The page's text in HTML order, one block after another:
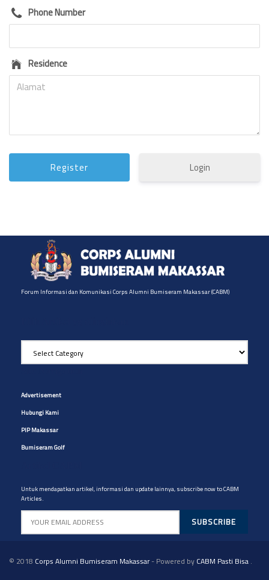
Phone Number
Residence
Login
Forum Informasi dan Komunikasi Corps Alumni Bumiseram Makassar (CABM)
Pilih
Artikel
yg
Advertisement
Hubungi Kami
PIP Makassar
Bumiseram Golf
Untuk mendapatkan artikel, informasi dan update lainnya, subscribe now to CABM
Articles.
© 2018 Corps Alumni Bumiseram Makassar- Powered byCABM Pasti Bisa.